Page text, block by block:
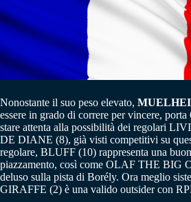
Nonostante il suo peso elevato,
essere in grado di correre per vincere,
stare attenta alla possibilità dei regolari
DE DIANE (8), già visti competitivi su
regolare, BLUFF (10) rappresenta una
piazzamento, così come OLAF THE BIG
deluso sulla pista di Borély. Ora meglio
GIRAFFE (2) è una valido outsider con